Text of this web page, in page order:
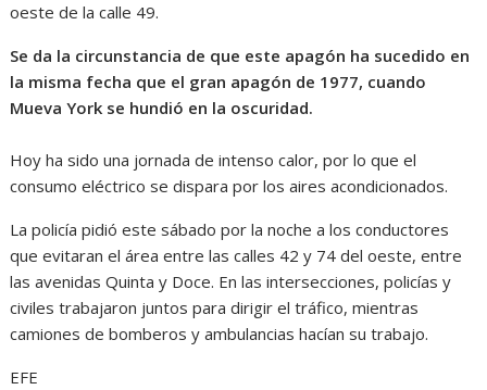
oeste de la calle 49.
Se da la circunstancia de que este apagón ha sucedido en
la misma fecha que el gran apagón de 1977, cuando
Mueva York se hundió en la oscuridad.
Hoy ha sido una jornada de intenso calor, por lo que el
consumo eléctrico se dispara por los aires acondicionados.
La policía pidió este sábado por la noche a los conductores
que evitaran el área entre las calles 42 y 74 del oeste, entre
las avenidas Quinta y Doce. En las intersecciones, policías y
civiles trabajaron juntos para dirigir el tráfico, mientras
camiones de bomberos y ambulancias hacían su trabajo.
EFE